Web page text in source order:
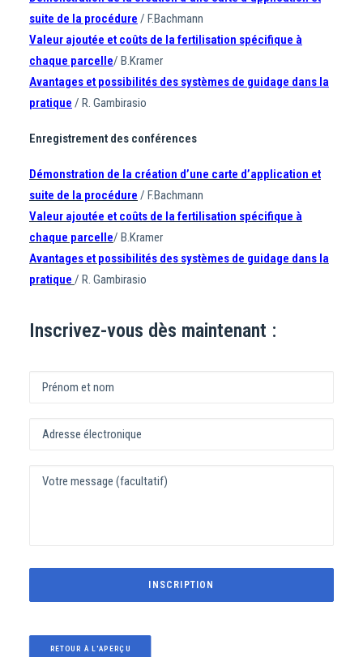
suite de la procédure / F.Bachmann
Valeur ajoutée et coûts de la fertilisation spécifique à
chaque parcelle/ B.Kramer
Avantages et possibilités des systèmes de guidage dans la
pratique / R. Gambirasio
Enregistrement des conférences
Démonstration de la création d’une carte d’application et
suite de la procédure / F.Bachmann
Valeur ajoutée et coûts de la fertilisation spécifique à
chaque parcelle/ B.Kramer
Avantages et possibilités des systèmes de guidage dans la
pratique / R. Gambirasio
Inscrivez-vous dès maintenant :
RETOUR À L'APERÇU